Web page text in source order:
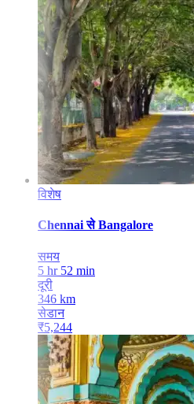
विशेष
Chennai से Bangalore
समय
5 hr 52 min
दूरी
346 km
सेडान
₹5,244